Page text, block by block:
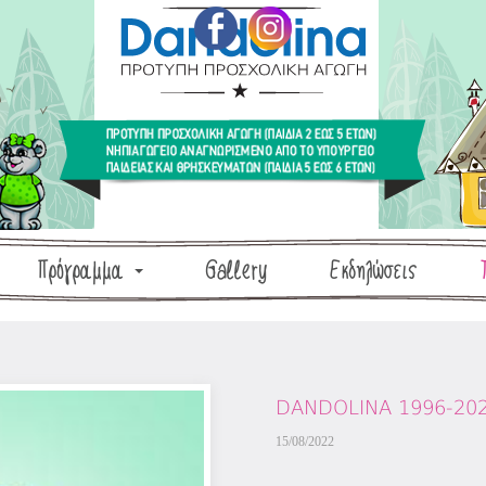
Πρόγραμμα Gallery Εκδηλώσεις
DANDOLINA 1996-
15/08/2022